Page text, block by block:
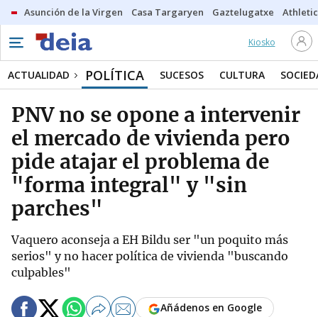
Asunción de la Virgen Casa Targaryen Gaztelugatxe Athletic
Kiosko
ACTUALIDAD POLÍTICA SUCESOS CULTURA
PNV no se opone a intervenir
el mercado de vivienda pero
pide atajar el problema de
"forma integral" y "sin
parches"
Vaquero aconseja a EH Bildu ser "un poquito más
serios" y no hacer política de vivienda "buscando
culpables"
Añádenos en Google